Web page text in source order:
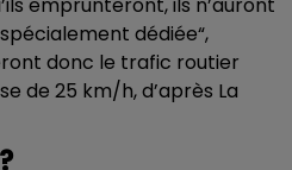
dédiée“,
donc le trafic routier
de 25 km/h, d’après La